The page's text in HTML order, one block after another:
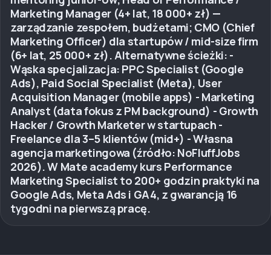
Marketing Manager (4+ lat, 18 000+ zł) —
zarządzanie zespołem, budżetami; CMO (Chief
Marketing Officer) dla startupów / mid-size firm
(6+ lat, 25 000+ zł). Alternatywne ścieżki: -
Wąska specjalizacja: PPC Specialist (Google
Ads), Paid Social Specialist (Meta), User
Acquisition Manager (mobile apps) - Marketing
Analyst (data fokus z PM background) - Growth
Hacker / Growth Marketer w startupach -
Freelance dla 3–5 klientów (mid+) - Własna
agencja marketingowa (źródło: NoFluffJobs
2026). W Mate academy kurs Performance
Marketing Specialist to 200+ godzin praktyki na
Google Ads, Meta Ads i GA4, z gwarancją 16
tygodni na pierwszą pracę.